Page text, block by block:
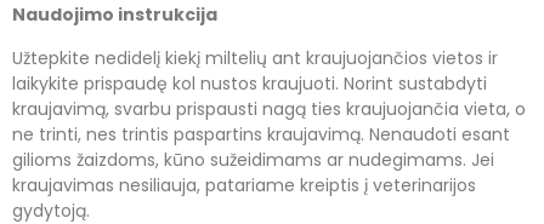
Naudojimo instrukcija
Užtepkite nedidelį kiekį miltelių ant kraujuojančios vietos ir
laikykite prispaudę kol nustos kraujuoti. Norint sustabdyti
kraujavimą, svarbu prispausti nagą ties kraujuojančia vieta, o
ne trinti, nes trintis paspartins kraujavimą. Nenaudoti esant
gilioms žaizdoms, kūno sužeidimams ar nudegimams. Jei
kraujavimas nesiliauja, patariame kreiptis į veterinarijos
gydytoją.